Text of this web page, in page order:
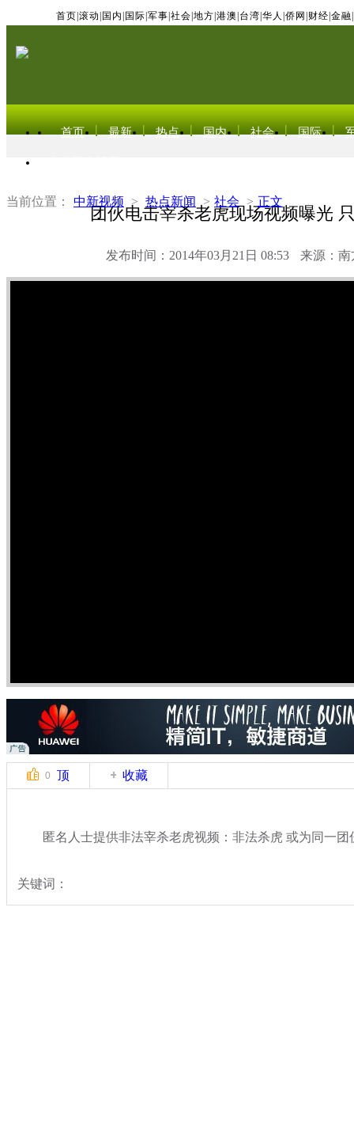
首页 滚动 国内 国际 军事 社会 地方 港澳 台湾 华人 侨网 财经 金融
首页 最新 热点 国内 社会 国际
当前位置： 中新视频 > 热点新闻 > 社会 > 正文
团伙电击宰杀老虎现场视频曝光
发布时间：2014年03月21日 08:53 来源：南
0 顶 收藏
匿名人士提供非法宰杀老虎视频：非法杀虎 或为同一团
关键词：